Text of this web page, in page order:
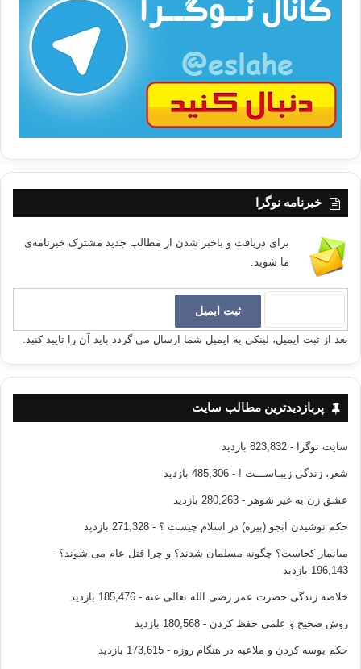
خبرنامه نوگرا
برای دریافت و باخبر شدن از مطالب جدید مشترک خبرنامه‌ی
ما شوید.
بعد از ثبت ایمیل، لینکی به ایمیل شما ارسال می گردد باید آن را تایید کنید.
پربازدیدترین مطالب سایت
سایت نوگرا - 823,832 بازدید
شعر، زندگی زیبـاســـت ! - 485,306 بازدید
عشق زن به غیر شوهر - 280,263 بازدید
حکم نوشیدن آبجو (بیره) در اسلام چیست ؟ - 271,328 بازدید
میانمار کجاست؟ چگونه مسلمان شدند؟ و چرا قتل عام می شوند؟ -
196,143 بازدید
خلاصه زندگی حضرت عمر رضی الله تعالی عنه - 185,476 بازدید
روش صحیح و علمی حفظ کردن - 180,568 بازدید
حکم بوسه کردن و ملاعبه در هنگام روزه - 173,615 بازدید